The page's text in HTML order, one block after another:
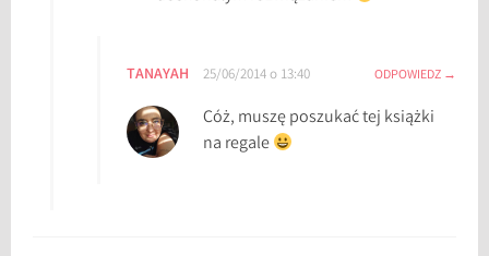
i
TANAYAH 25/06/2014 o 13:40 ODPOWIEDZ
Cóż, muszę poszukać tej książki
na regale